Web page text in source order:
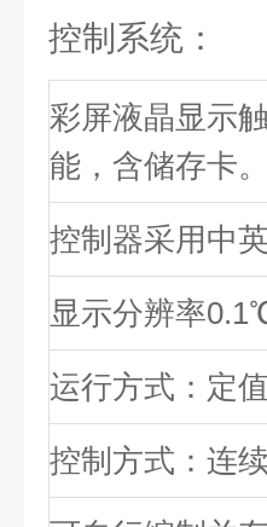
控制系统：
彩屏液晶显示
能，含储存卡。
控制器采用中
显示分辨率
运行方式：定
控制方式：连